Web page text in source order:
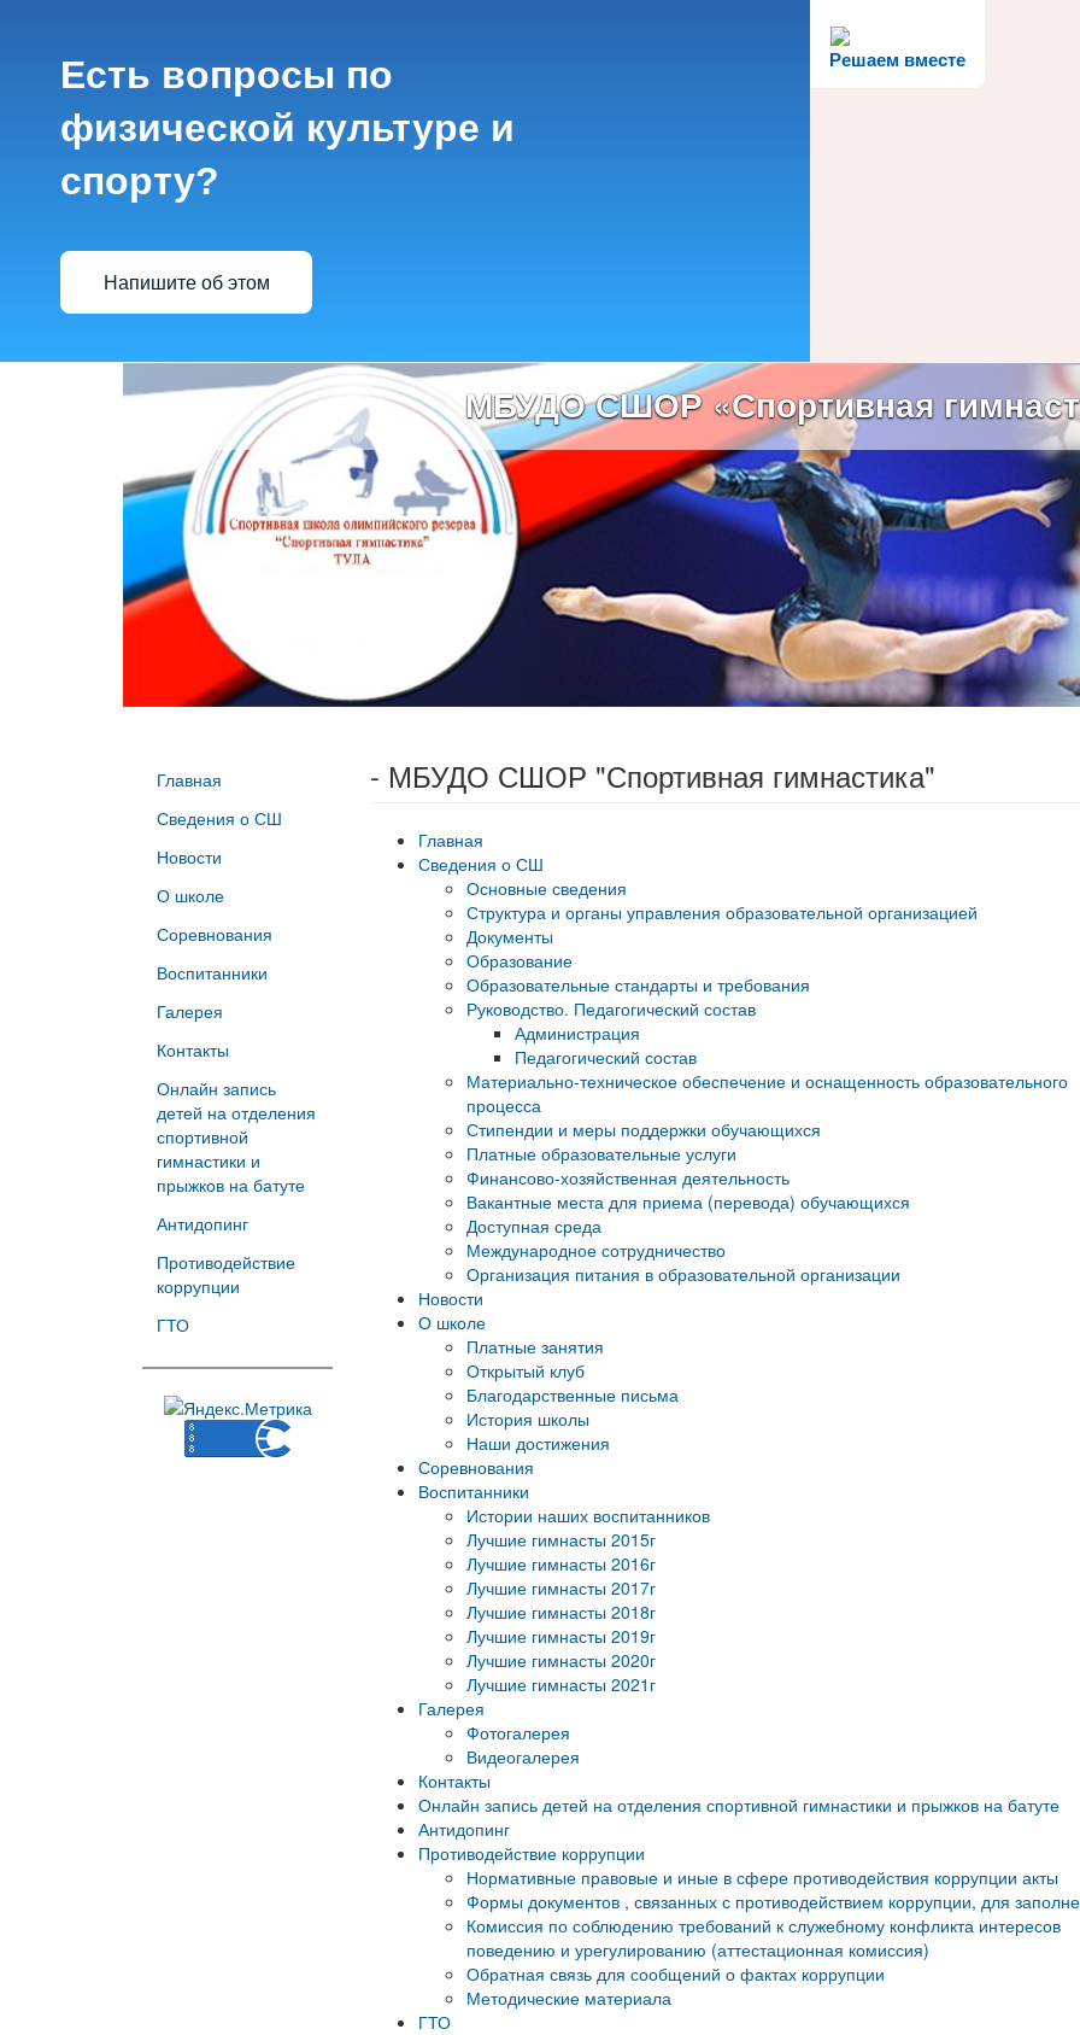
Решаем вместе
Есть вопросы по
физической культуре и
спорту?
Напишите об этом
МБУДО СШОР «Спортивная
Главная
Сведения о СШ
Новости
О школе
Соревнования
Воспитанники
Галерея
Контакты
Онлайн запись
детей на отделения
спортивной
гимнастики и
прыжков на батуте
Антидопинг
Противодействие
коррупции
ГТО
- МБУДО СШОР "Спортивная гимнастика"
Главная
Сведения о СШ
Основные сведения
Структура и органы управления образовательной организацией
Документы
Образование
Образовательные стандарты и требования
Руководство. Педагогический состав
Администрация
Педагогический состав
Материально-техническое обеспечение и оснащенность образовательного
процесса
Стипендии и меры поддержки обучающихся
Платные образовательные услуги
Финансово-хозяйственная деятельность
Вакантные места для приема (перевода) обучающихся
Доступная среда
Международное сотрудничество
Организация питания в образовательной организации
Новости
О школе
Платные занятия
Открытый клуб
Благодарственные письма
История школы
Наши достижения
Соревнования
Воспитанники
Истории наших воспитанников
Лучшие гимнасты 2015г
Лучшие гимнасты 2016г
Лучшие гимнасты 2017г
Лучшие гимнасты 2018г
Лучшие гимнасты 2019г
Лучшие гимнасты 2020г
Лучшие гимнасты 2021г
Галерея
Фотогалерея
Видеогалерея
Контакты
Онлайн запись детей на отделения спортивной гимнастики и прыжков на батуте
Антидопинг
Противодействие коррупции
Нормативные правовые и иные в сфере противодействия коррупции акты
Формы документов , связанных с противодействием коррупции, для
Комиссия по соблюдению требований к служебному конфликта интересов
поведению и урегулированию (аттестационная комиссия)
Обратная связь для сообщений о фактах коррупции
Методические материала
ГТО